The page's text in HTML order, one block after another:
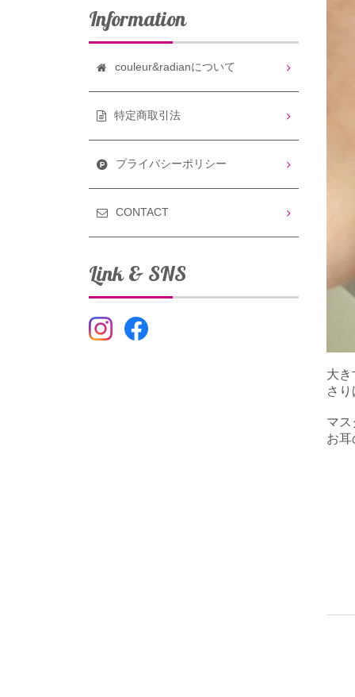
大
さ
マス
お耳
Information
couleur&radianについて
特定商取引法
プライバシーポリシー
CONTACT
Link & SNS